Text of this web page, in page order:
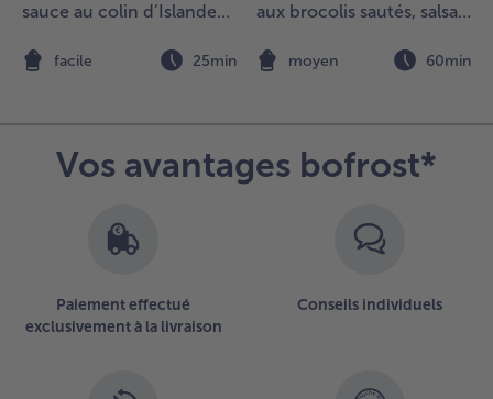
sauce au colin d’Islande
facile 25min
aux brocolis sautés, salsa
moyen 60min
Vos avantages bofrost*
Paiement effectué
exclusivement à la livraison
Conseils individuels